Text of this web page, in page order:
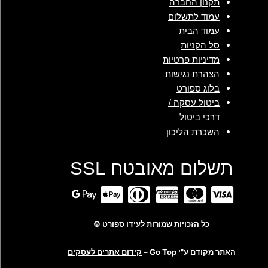
עמוד לתשלום
עמוד הבית
סל הקניות
מדיניות פרטיות
הצהרת נגישות
בלוג ספורט
ביטול עסקה /
דרכי ביטול
השכרת הליכון
תשלום מאובטח SSL
כל הזכויות שמורות לעידו ספורט ©
האתר מקודם ע"י Go Top – קידום אתרים לעסקים